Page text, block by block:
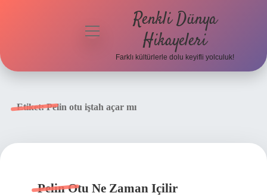
Politikası
menüyü
Renkli Dünya
Hikayeleri
Farklı kültürlerle dolu keyifli yolculuk!
Etiket:Pelin otu iştah açar mı
Pelin Otu Ne Zaman Içilir